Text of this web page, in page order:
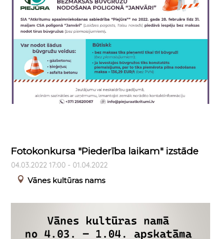
Fotokonkursa "Piederība laikam" izstāde
04.03.2022 17:00 - 01.04.2022
Vānes kultūras nams